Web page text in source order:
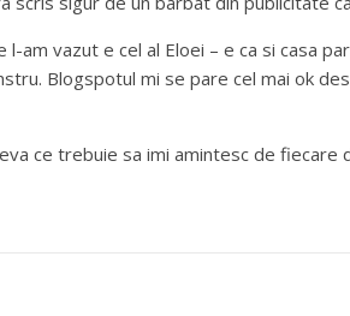
l-am vazut e cel al Eloei – e ca si casa
Blogspotul mi se pare cel mai ok
ce trebuie sa imi amintesc de fiecare